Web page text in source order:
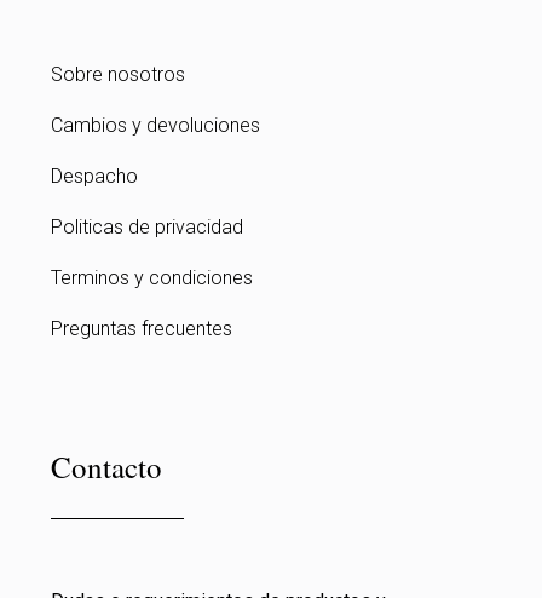
Sobre nosotros
Cambios y devoluciones
Despacho
Politicas de privacidad
Terminos y condiciones
Preguntas frecuentes
Contacto